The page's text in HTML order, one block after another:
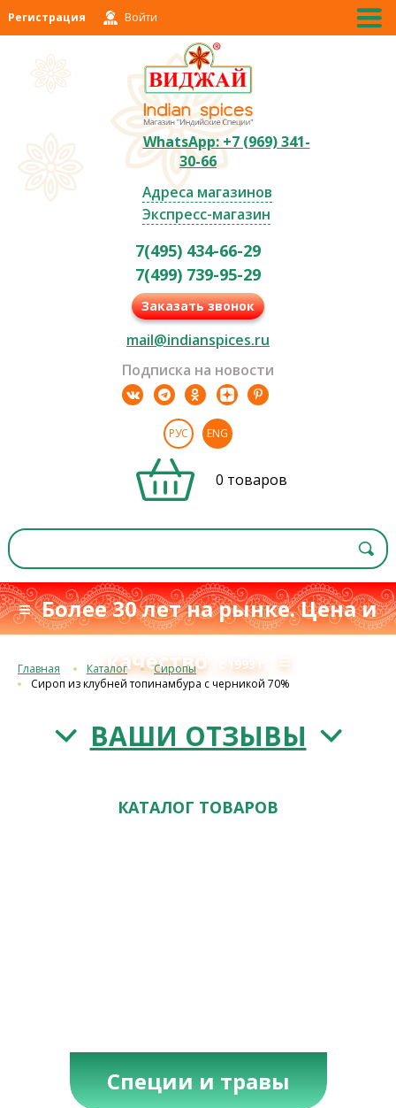
Регистрация Войти
WhatsApp: +7 (969) 341-
30-66
Адреса магазинов
Экспресс-магазин
7(495) 434-66-29
7(499) 739-95-29
Заказать звонок
mail@indianspices.ru
Подписка на новости
РУС ENG
0 товаров
≡ Более 30 лет на рынке. Цена и
качество
с 1993 г. ≡
Главная Каталог
Сиропы
Сироп из клубней топинамбура с черникой 70%
ВАШИ ОТЗЫВЫ
КАТАЛОГ ТОВАРОВ
Специи и травы